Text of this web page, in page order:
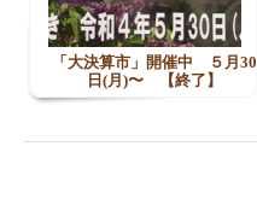
「大決算市」開催中 ５月30
日(月)〜 【終了】